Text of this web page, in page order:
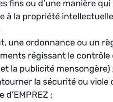
fins ou d’une manière
à la propriété
une ordonnance ou un
régissant le
la publicité mensongère)
la sécurité ou
;